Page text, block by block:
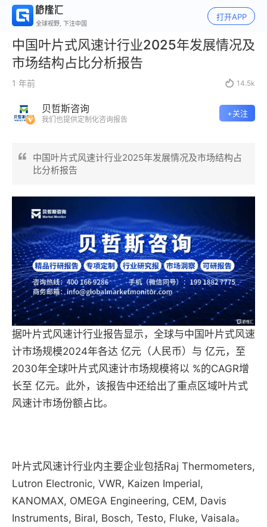
全球视野, 下注中国
打开APP
中国叶片式风速计行业2025年发展情况及
市场结构占比分析报告
1 年前  14.5k
贝哲斯咨询
我们也提供定制化咨询报告
+关注
中国叶片式风速计行业2025年发展情况及市场结构占
比分析报告
据叶片式风速计行业报告显示，全球与中国叶片式风速
计市场规模2024年各达 亿元（人民币）与 亿元，至
2030年全球叶片式风速计市场规模将以 %的CAGR增
长至 亿元。此外，该报告中还给出了重点区域叶片式
风速计市场份额占比。
叶片式风速计行业内主要企业包括Raj Thermometers,
Lutron Electronic, VWR, Kaizen Imperial,
KANOMAX, OMEGA Engineering, CEM, Davis
Instruments, Biral, Bosch, Testo, Fluke, Vaisala。